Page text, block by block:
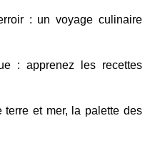
: un voyage culinaire
: apprenez les recettes
terre et mer, la palette des